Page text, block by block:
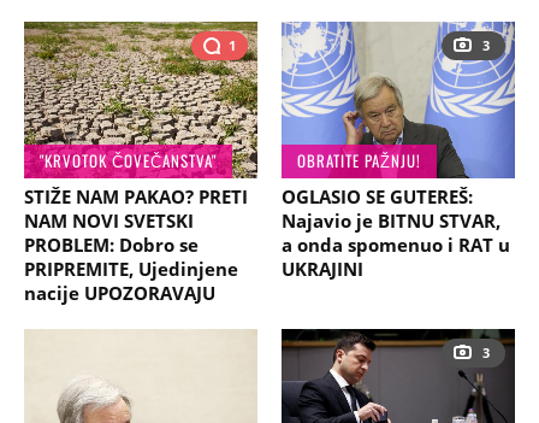
1
"KRVOTOK ČOVEČANSTVA"
STIŽE NAM PAKAO? PRETI
NAM NOVI SVETSKI
PROBLEM: Dobro se
PRIPREMITE, Ujedinjene
nacije UPOZORAVAJU
3
OBRATITE PAŽNJU!
OGLASIO SE GUTEREŠ:
Najavio je BITNU STVAR,
a onda spomenuo i RAT u
UKRAJINI
3